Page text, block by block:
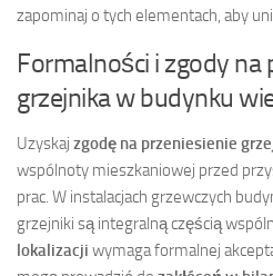
zapominaj o tych elementach, aby
Formalności i zgody na
grzejnika w budynku
Uzyskaj zgodę na przeniesienie
wspólnoty mieszkaniowej przed
prac. W instalacjach grzewczych
grzejniki są integralną częścią
lokalizacji wymaga formalnej